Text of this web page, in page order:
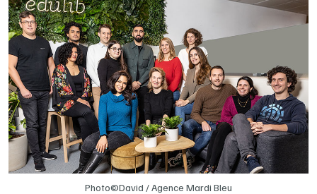
Photo©David /Agence Mardi Bleu